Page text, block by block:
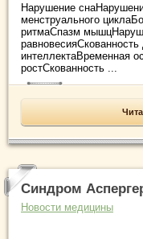
Нарушение
менструального
ритмаСпазм
интеллектаВременная
ростСкованность ...
Синдром
Новости медицины